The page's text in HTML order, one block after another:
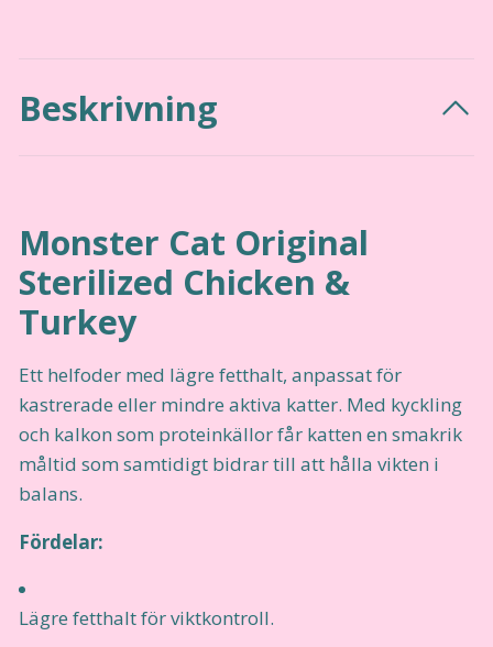
Beskrivning
Monster Cat Original
Sterilized Chicken &
Turkey
Ett helfoder med lägre fetthalt, anpassat för
kastrerade eller mindre aktiva katter. Med kyckling
och kalkon som proteinkällor får katten en smakrik
måltid som samtidigt bidrar till att hålla vikten i
balans.
Fördelar:
Lägre fetthalt för viktkontroll.